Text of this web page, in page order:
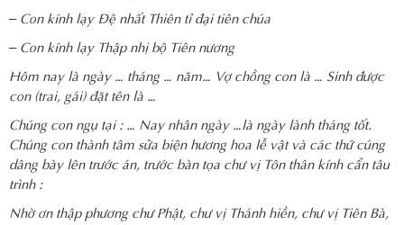
– Con kính lạy Đệ nhất Thiên tỉ đại tiên chúa
– Con kính lạy Thập nhị bộ Tiên nương
Hôm nay là ngày … tháng … năm… Vợ chồng con là … Sinh được
con (trai, gái) đặt tên là …
Chúng con ngụ tại : … Nay nhân ngày …là ngày lành tháng tốt.
Chúng con thành tâm sửa biện hương hoa lễ vật và các thứ cúng
dâng bày lên trước án, trước bàn tọa chư vị Tôn thân kính cẩn tâu
trình :
Nhờ ơn thập phương chư Phật, chư vị Thánh hiền, chư vị Tiên Bà,